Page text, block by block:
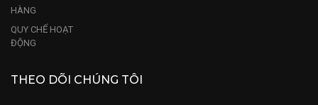
HÀNG
QUY CHẾ HOẠT
ĐỘNG
THEO DÕI CHÚNG TÔI